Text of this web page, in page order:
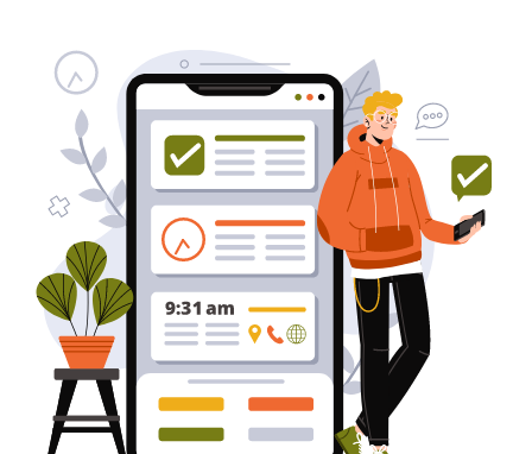
בעל/ת עסק? סוכנות ניהול מוניטין
לקידום, שיווק ופרסום באינטרנט
כאן עבורך!
לפרטים